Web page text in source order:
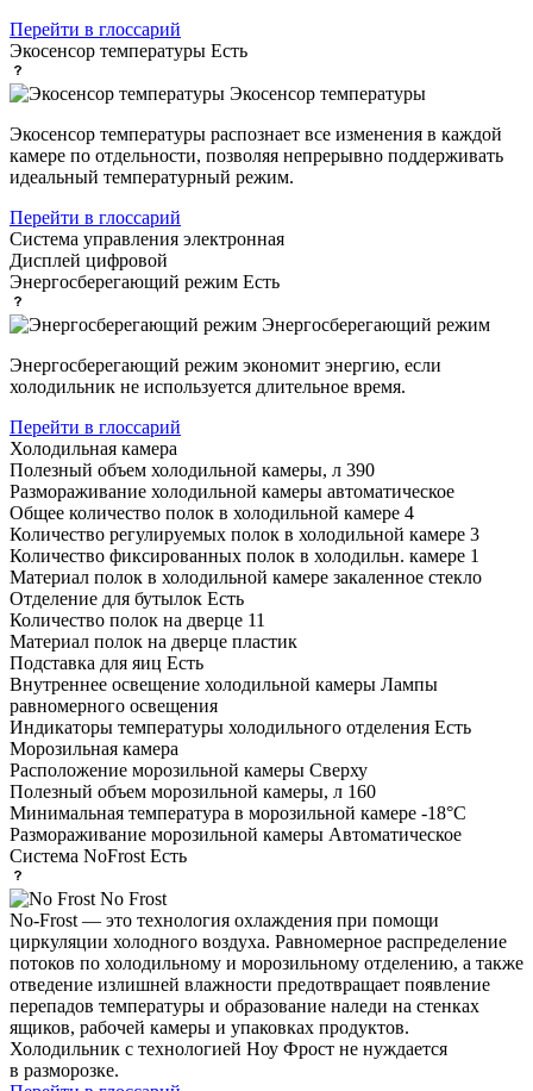
Перейти в глоссарий
Экосенсор температуры Есть
Экосенсор температуры
Экосенсор температуры распознает все изменения в каждой
камере по отдельности, позволяя непрерывно поддерживать
идеальный температурный режим.
Перейти в глоссарий
Система управления электронная
Дисплей цифровой
Энергосберегающий режим Есть
Энергосберегающий режим
Энергосберегающий режим экономит энергию, если
холодильник не используется длительное время.
Перейти в глоссарий
Холодильная камера
Полезный объем холодильной камеры, л 390
Размораживание холодильной камеры автоматическое
Общее количество полок в холодильной камере 4
Количество регулируемых полок в холодильной камере 3
Количество фиксированных полок в холодильн. камере 1
Материал полок в холодильной камере закаленное стекло
Отделение для бутылок Есть
Количество полок на дверце 11
Материал полок на дверце пластик
Подставка для яиц Есть
Внутреннее освещение холодильной камеры Лампы
равномерного освещения
Индикаторы температуры холодильного отделения Есть
Морозильная камера
Расположение морозильной камеры Сверху
Полезный объем морозильной камеры, л 160
Минимальная температура в морозильной камере -18°С
Размораживание морозильной камеры Автоматическое
Система NoFrost Есть
No Frost
No-Frost — это технология охлаждения при помощи
циркуляции холодного воздуха. Равномерное распределение
потоков по холодильному и морозильному отделению, а также
отведение излишней влажности предотвращает появление
перепадов температуры и образование наледи на стенках
ящиков, рабочей камеры и упаковках продуктов.
Холодильник с технологией Ноу Фрост не нуждается
в разморозке.